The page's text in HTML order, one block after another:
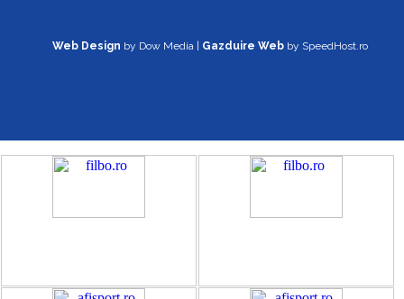
Web Design by Dow Media | Gazduire Web by SpeedHost.ro